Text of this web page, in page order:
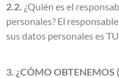
2.2. ¿Quién es el
personales? El
sus datos personales es
3. ¿CÓMO OBTENEMOS